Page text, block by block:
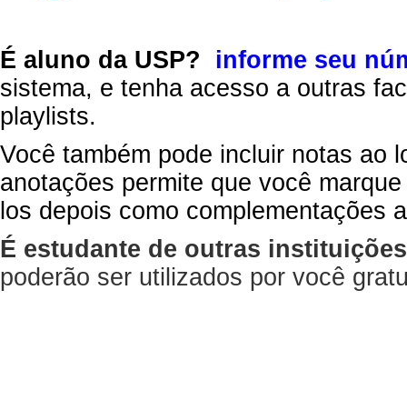
É aluno da USP?
informe seu
sistema, e tenha acesso a outras
playlists.
Você também pode incluir notas ao
anotações permite que você
los depois como complementações
É estudante de outras
poderão ser utilizados por você